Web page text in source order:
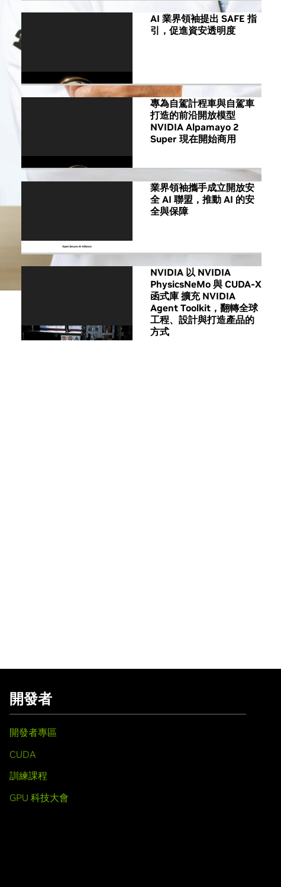
AI 業界領袖提出 SAFE 指
引，促進資安透明度
專為自駕計程車與自駕車
打造的前沿開放模型
NVIDIA Alpamayo 2
Super 現在開始商用
業界領袖攜手成立開放安
全 AI 聯盟，推動 AI 的安
全與保障
NVIDIA 以 NVIDIA
PhysicsNeMo 與 CUDA-X
函式庫 擴充 NVIDIA
Agent Toolkit，翻轉全球
工程、設計與打造產品的
方式
開發者
開發者專區
CUDA
訓練課程
GPU 科技大會